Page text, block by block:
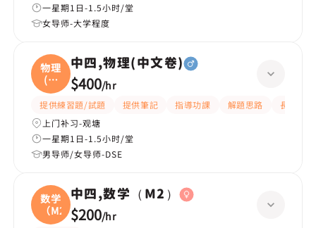
一星期1日-1.5小时/堂
女导师-大学程度
物理
(中
文
中四,物理(中文卷)
$400/hr
提供練習題/試題 提供筆記 指導功課 解題思路
長期補習
上门补习-观塘
一星期1日-1.5小时/堂
男导师/女导师-DSE
数学
（M2
中四,数学（M2）
$200/hr